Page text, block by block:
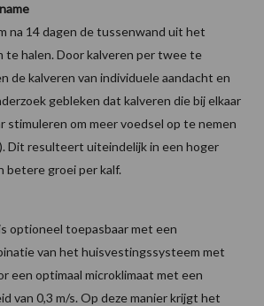
na 14 dagen de tussenwand uit het
halen. Door kalveren per twee te
de kalveren van individuele aandacht en
gebleken dat kalveren die bij elkaar
stimuleren om meer voedsel op te nemen
Dit resulteert uiteindelijk in een hoger
betere groei per kalf.
optioneel toepasbaar met een
van het huisvestingssysteem met
een optimaal microklimaat met een
van 0,3 m/s. Op deze manier krijgt het